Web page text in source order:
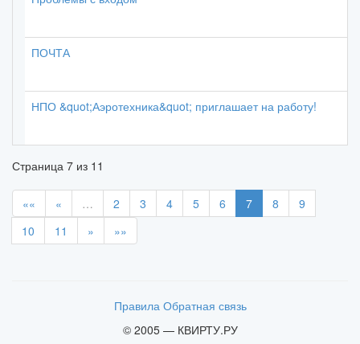
ПОЧТА
НПО &quot;Аэротехника&quot; приглашает на работу!
Страница 7 из 11
«« « … 2 3 4 5 6 7 8
9
10
11 » »»
Правила Обратная связь
© 2005 — КВИРТУ.РУ